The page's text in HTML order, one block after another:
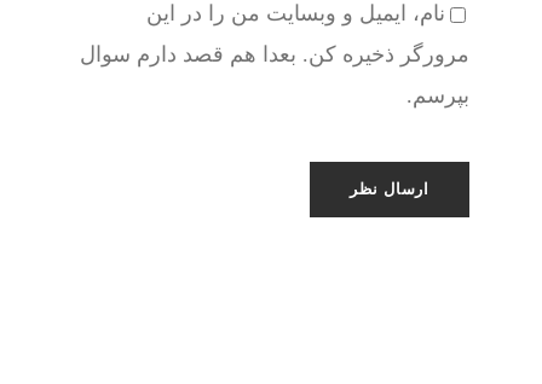
نام، ایمیل و وبسایت من را در این
مرورگر ذخیره کن. بعدا هم قصد دارم سوال
بپرسم.